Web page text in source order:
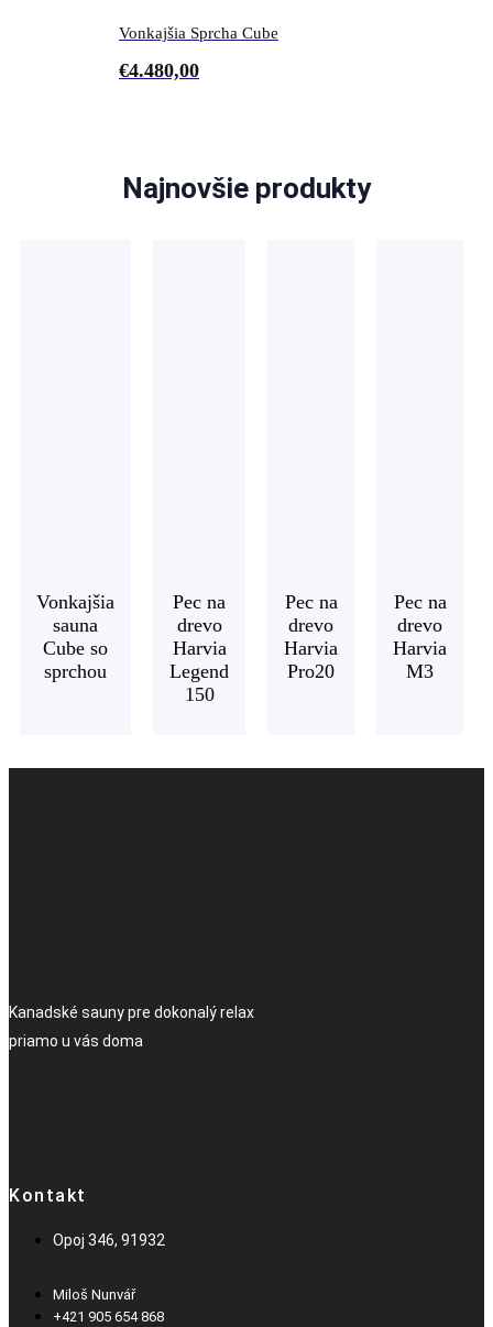
Vonkajšia Sprcha Cube
€4.480,00
Najnovšie produkty
Vonkajšia
sauna
Cube so
sprchou
Pec na
drevo
Harvia
Legend
150
Pec na
drevo
Harvia
Pro20
Pec na
drevo
Harvia
M3
Kanadské sauny pre dokonalý relax
priamo u vás doma
Kontakt
Opoj 346, 91932
Miloš Nunvář
+421 905 654 868​